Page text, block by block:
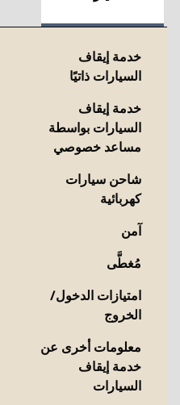
خدمة إيقاف
السيارات ذاتيًا
خدمة إيقاف
السيارات بواسطة
مساعد خصوصي
شاحن سيارات
كهربائية
آمن
مُغطَّى
امتيازات الدخول/
الخروج
معلومات أخرى عن
خدمة إيقاف
السيارات